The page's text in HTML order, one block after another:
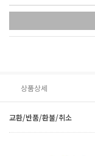
상품상세
교환/반품/환불/취소